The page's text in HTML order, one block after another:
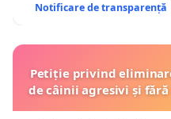
Notificare de transparență
Petiție privind
de câinii agresivi și